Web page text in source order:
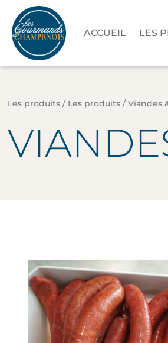
ACCUEIL LES
Les produits / Les produits /Viandes